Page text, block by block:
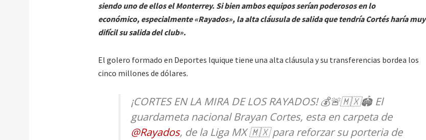
siendo uno de ellos el Monterrey. Si bien ambos equipos serían poderosos en lo
económico, especialmente «Rayados», la alta cláusula de salida que tendría Cortés haría muy
difícil su salida del club».
El golero formado en Deportes Iquique tiene una alta cláusula y su transferencias bordea los
cinco millones de dólares.
¡CORTES EN LA MIRA DE LOS RAYADOS! 💰🚨🇲🇽🏟 El
guardameta nacional Brayan Cortes, esta en carpeta de
@Rayados, de la Liga MX 🇲🇽 para reforzar su porteria de